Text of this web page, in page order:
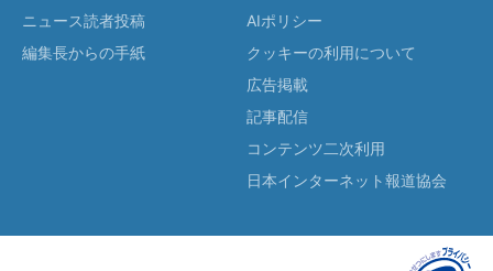
ニュース読者投稿
編集長からの手紙
AIポリシー
クッキーの利用について
広告掲載
記事配信
コンテンツ二次利用
日本インターネット報道協会